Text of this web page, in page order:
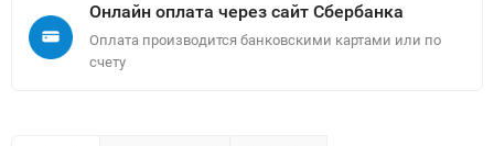
Онлайн оплата через сайт Сбербанка
Оплата производится банковскими картами или по
счету